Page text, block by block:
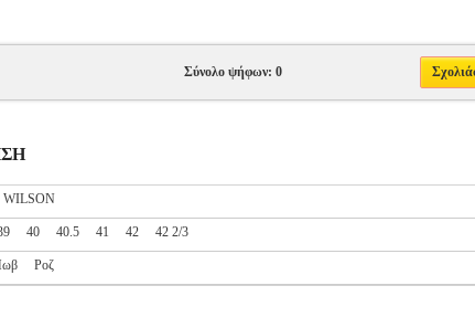
Σύνολο ψήφων: 0
WILSON
40 40.5 41 42 42 2/3
Ροζ